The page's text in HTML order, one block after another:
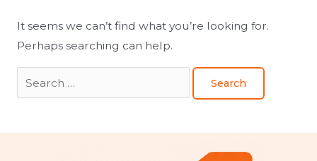
It seems we can’t find what you’re looking for.
Perhaps searching can help.